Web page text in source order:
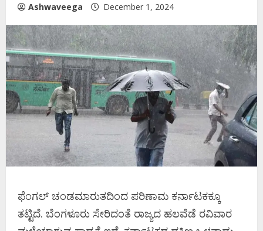
Ashwaveega December 1, 2024
ಫೆಂಗಲ್​ ಚಂಡಮಾರುತದಿಂದ ಪರಿಣಾಮ ಕರ್ನಾಟಕಕ್ಕೂ
ತಟ್ಟಿದೆ. ಬೆಂಗಳೂರು ಸೇರಿದಂತೆ ರಾಜ್ಯದ ಹಲವೆಡೆ ರವಿವಾರ